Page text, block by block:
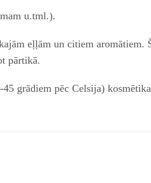
u.tml.).
eļļām un citiem
pārtikā.
grādiem pēc Celsija)